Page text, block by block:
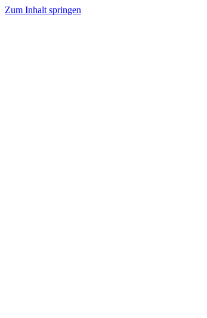
Zum Inhalt springen